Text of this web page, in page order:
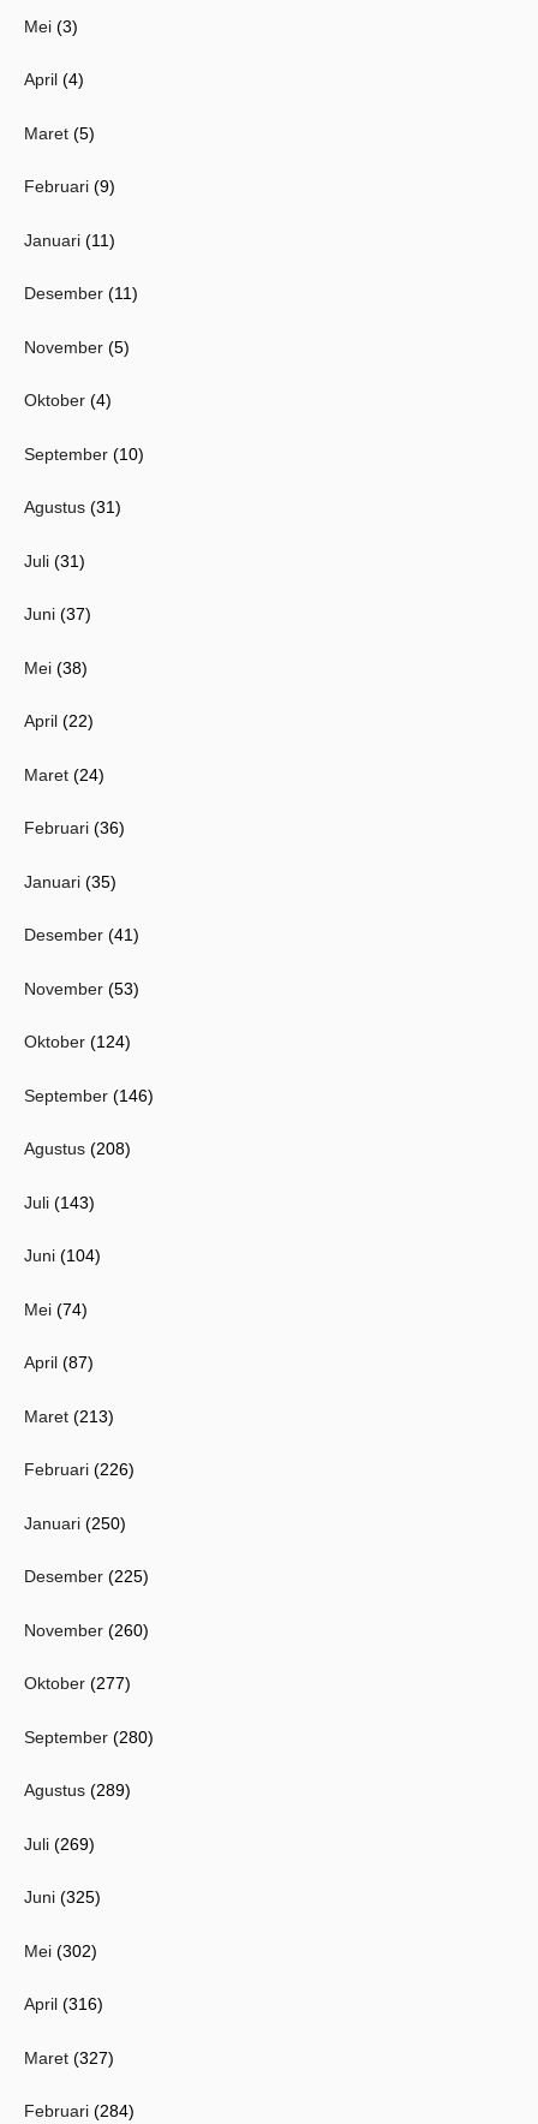
Mei (3)
April (4)
Maret (5)
Februari (9)
Januari (11)
Desember (11)
November (5)
Oktober (4)
September (10)
Agustus (31)
Juli (31)
Juni (37)
Mei (38)
April (22)
Maret (24)
Februari (36)
Januari (35)
Desember (41)
November (53)
Oktober (124)
September (146)
Agustus (208)
Juli (143)
Juni (104)
Mei (74)
April (87)
Maret (213)
Februari (226)
Januari (250)
Desember (225)
November (260)
Oktober (277)
September (280)
Agustus (289)
Juli (269)
Juni (325)
Mei (302)
April (316)
Maret (327)
Februari (284)